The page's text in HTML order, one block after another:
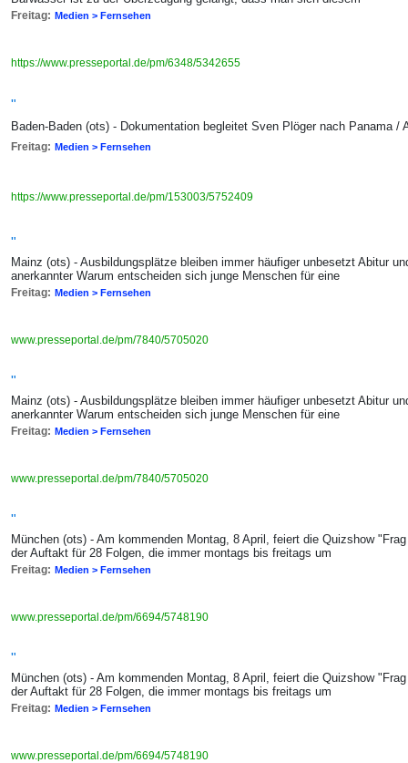
Freitag: Medien > Fernsehen
https://www.presseportal.de/pm/6348/5342655
"
Baden-Baden (ots) - Dokumentation begleitet Sven Plöger nach Panama /
Freitag: Medien > Fernsehen
https://www.presseportal.de/pm/153003/5752409
"
Mainz (ots) - Ausbildungsplätze bleiben immer häufiger unbesetzt Abitur
anerkannter Warum entscheiden sich junge Menschen für eine
Freitag: Medien > Fernsehen
www.presseportal.de/pm/7840/5705020
"
Mainz (ots) - Ausbildungsplätze bleiben immer häufiger unbesetzt Abitur
anerkannter Warum entscheiden sich junge Menschen für eine
Freitag: Medien > Fernsehen
www.presseportal.de/pm/7840/5705020
"
München (ots) - Am kommenden Montag, 8 April, feiert die Quizshow
der Auftakt für 28 Folgen, die immer montags bis freitags um
Freitag: Medien > Fernsehen
www.presseportal.de/pm/6694/5748190
"
München (ots) - Am kommenden Montag, 8 April, feiert die Quizshow
der Auftakt für 28 Folgen, die immer montags bis freitags um
Freitag: Medien > Fernsehen
www.presseportal.de/pm/6694/5748190